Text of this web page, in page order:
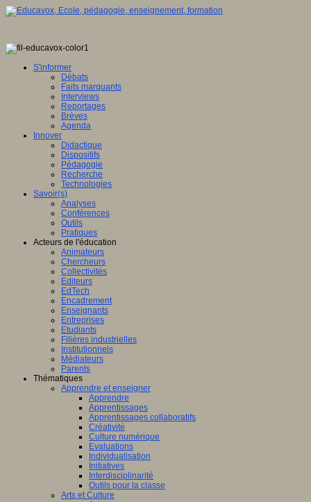
S'informer
Débats
Faits marquants
Interviews
Reportages
Brèves
Agenda
Innover
Didactique
Dispositifs
Pédagogie
Recherche
Technologies
Savoir(s)
Analyses
Conférences
Outils
Pratiques
Acteurs de l'éducation
Animateurs
Chercheurs
Collectivités
Editeurs
EdTech
Encadrement
Enseignants
Entreprises
Etudiants
Filières industrielles
Institutionnels
Médiateurs
Parents
Thématiques
Apprendre et enseigner
Apprendre
Apprentissages
Apprentissages collaboratifs
Créativité
Culture numérique
Evaluations
Individualisation
Initiatives
Interdisciplinarité
Outils pour la classe
Arts et Culture